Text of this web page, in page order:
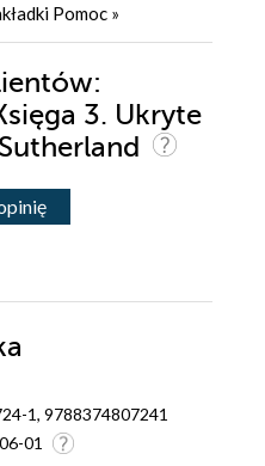
Pomoc »
3. Ukryte
1, 9788374807241
01